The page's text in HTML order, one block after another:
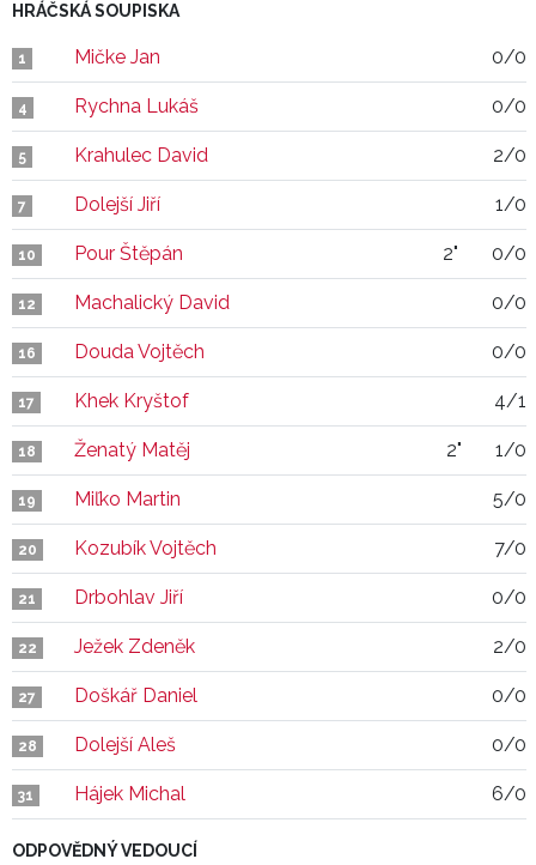
HRÁČSKÁ SOUPISKA
1 Mičke Jan 0/0
4 Rychna Lukáš 0/0
5 Krahulec David 2/0
7 Dolejší Jiří 1/0
10 Pour Štěpán 2" 0/0
12 Machalický David 0/0
16 Douda Vojtěch 0/0
17 Khek Kryštof 4/1
18 Ženatý Matěj 2" 1/0
19 Miľko Martin 5/0
20 Kozubík Vojtěch 7/0
21 Drbohlav Jiří 0/0
22 Ježek Zdeněk 2/0
27 Doškář Daniel 0/0
28 Dolejší Aleš 0/0
31 Hájek Michal 6/0
ODPOVĚDNÝ VEDOUCÍ